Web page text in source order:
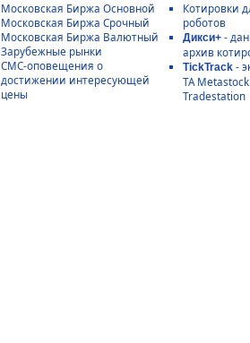
Московская Биржа Основной
Московская Биржа Срочный
Московская Биржа Валютный
Зарубежные рынки
СМС-оповещения о
достижении интересующей
цены
Котировки
роботов
Дикси+-
архив
TickTrack-
ТА
Tradestation